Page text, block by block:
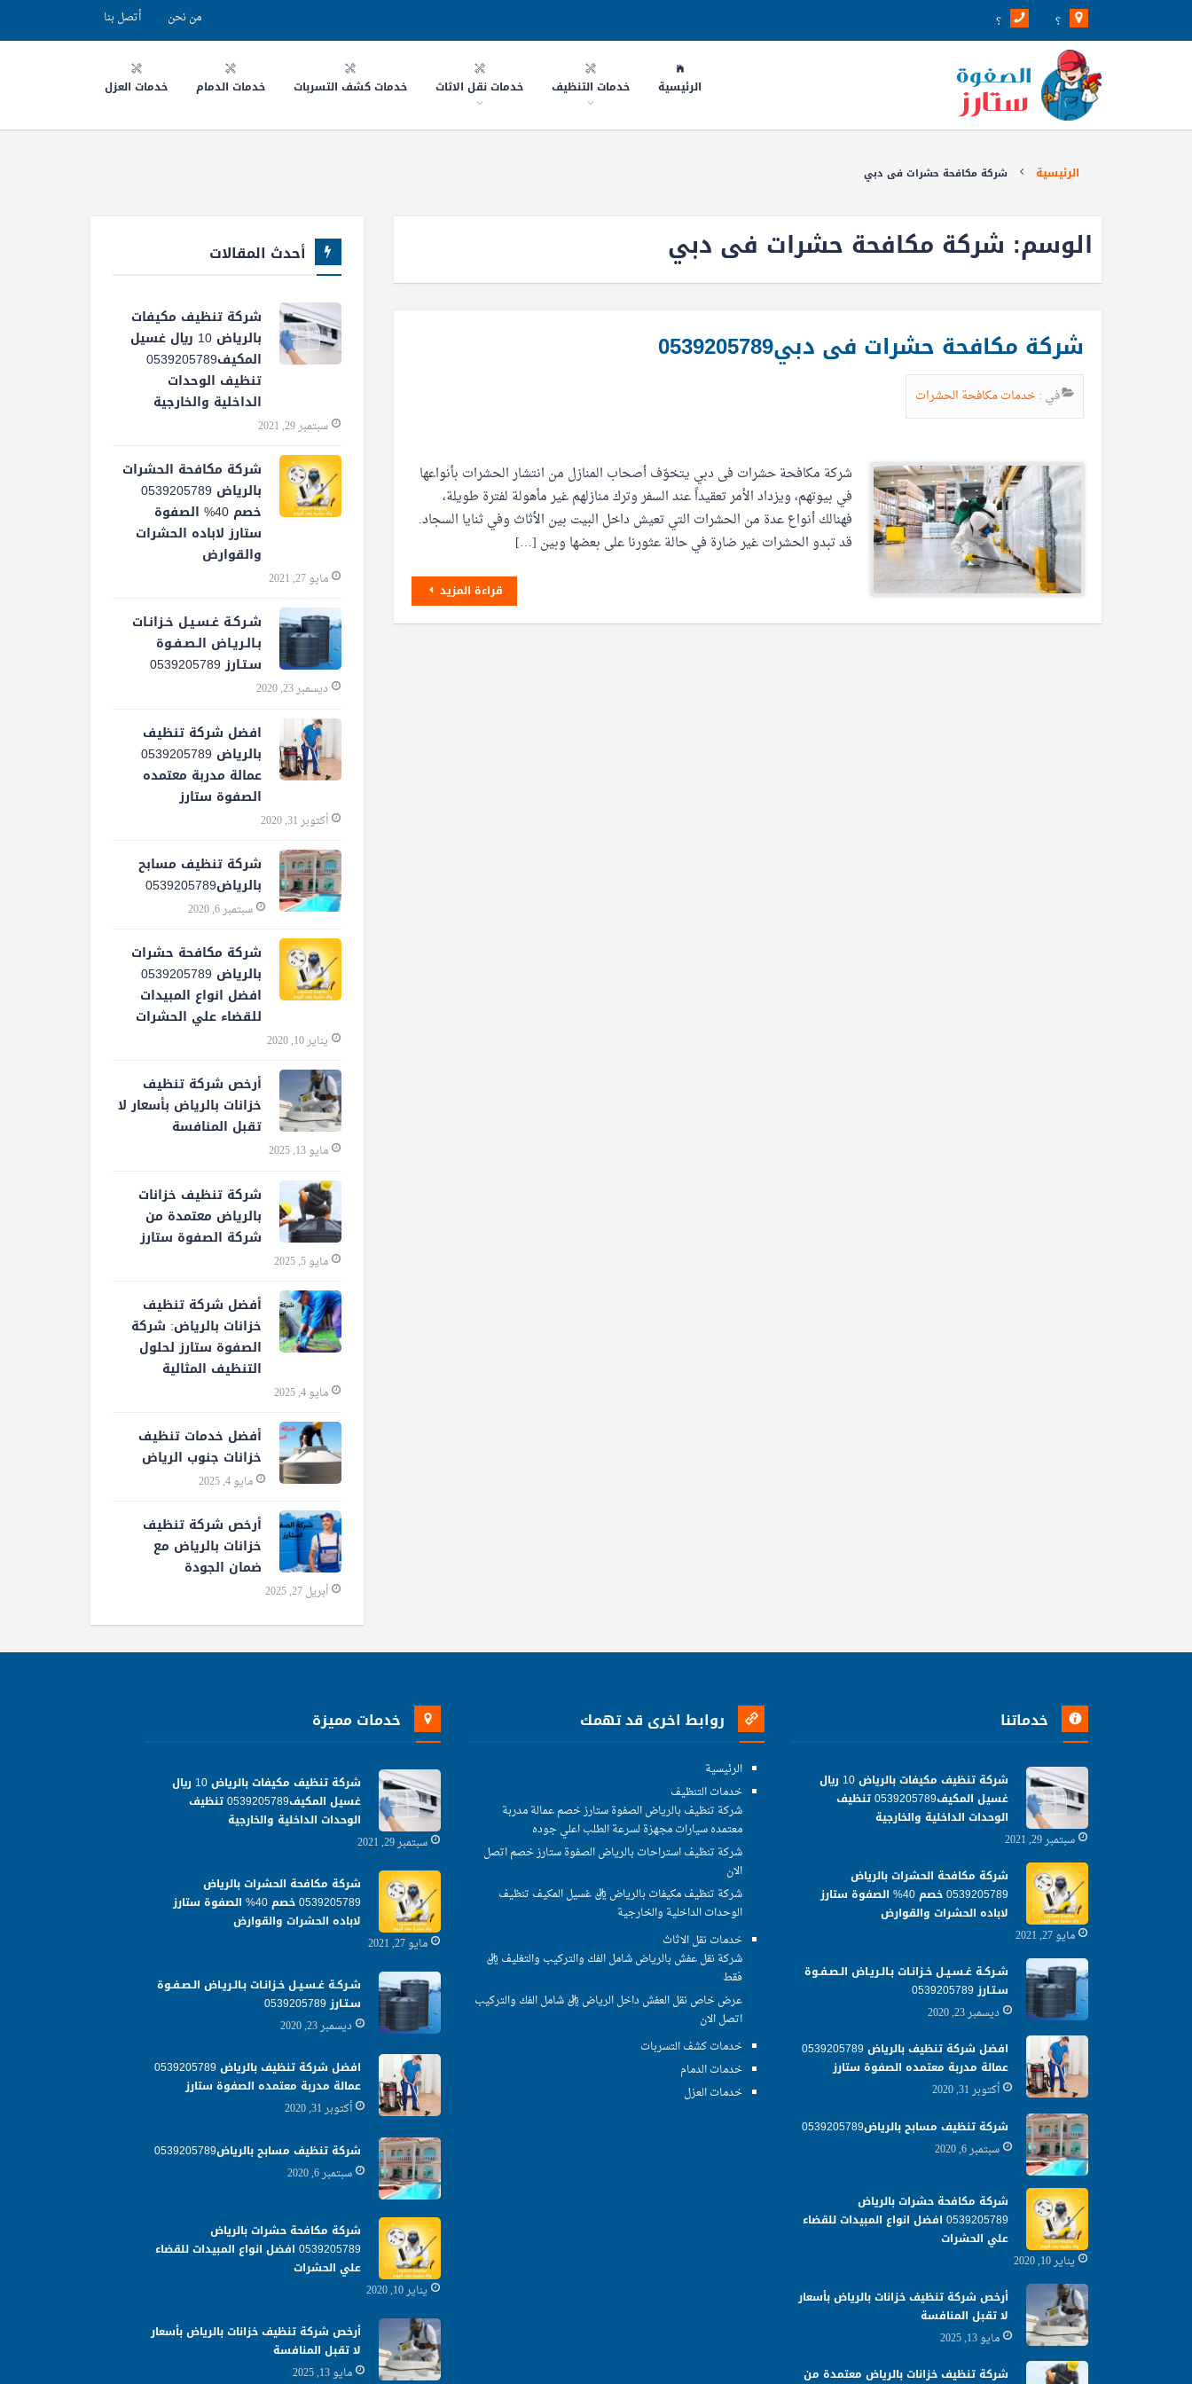
؟ أتصل بنا من نحن
الرئيسية خدمات التنظيف خدمات نقل الاثاث خدمات كشف التسربات خدمات الدمام خدمات العزل
الرئيسية شركة مكافحة حشرات فى دبي
الوسم: شركة مكافحة حشرات فى دبي
شركة مكافحة حشرات فى دبي0539205789
في : خدمات مكافحة الحشرات
شركة مكافحة حشرات فى دبي يتخوّف أصحاب المنازل من انتشار الحشرات بأنواعها
في بيوتهم، ويزداد الأمر تعقيداً عند السفر وترك منازلهم غير مأهولة لفترة طويلة،
فهنالك أنواع عدة من الحشرات التي تعيش داخل البيت بين الأثاث وفي ثنايا السجاد.
قد تبدو الحشرات غير ضارة في حالة عثورنا على بعضها وبين […]
قراءة المزيد
أحدث المقالات
شركة تنظيف مكيفات
بالرياض 10 ريال غسيل
المكيف0539205789
تنظيف الوحدات
الداخلية والخارجية
سبتمبر 29, 2021
شركة مكافحة الحشرات
بالرياض 0539205789
خصم 40% الصفوة
ستارز لاباده الحشرات
والقوارض
مايو 27, 2021
شـركـة غـسـيـل خـزانـات
بـالـريـاض الـصـفـوة
سـتـارز 0539205789
ديسمبر 23, 2020
افضل شركة تنظيف
بالرياض 0539205789
عمالة مدربة معتمده
الصفوة ستارز
أكتوبر 31, 2020
شركة تنظيف مسابح
بالرياض0539205789
سبتمبر 6, 2020
شركة مكافحة حشرات
بالرياض 0539205789
افضل انواع المبيدات
للقضاء علي الحشرات
يناير 10, 2020
أرخص شركة تنظيف
خزانات بالرياض بأسعار لا
تقبل المنافسة
مايو 13, 2025
شركة تنظيف خزانات
بالرياض معتمدة من
شركة الصفوة ستارز
مايو 5, 2025
أفضل شركة تنظيف
خزانات بالرياض: شركة
الصفوة ستارز لحلول
التنظيف المثالية
مايو 4, 2025
أفضل خدمات تنظيف
خزانات جنوب الرياض
مايو 4, 2025
أرخص شركة تنظيف
خزانات بالرياض مع
ضمان الجودة
أبريل 27, 2025
خدماتنا
شركة تنظيف مكيفات بالرياض 10 ريال
غسيل المكيف0539205789 تنظيف
الوحدات الداخلية والخارجية
سبتمبر 29, 2021
شركة مكافحة الحشرات بالرياض
0539205789 خصم 40% الصفوة ستارز
لاباده الحشرات والقوارض
مايو 27, 2021
شـركـة غـسـيـل خـزانـات بـالـريـاض الـصـفـوة
سـتـارز 0539205789
ديسمبر 23, 2020
افضل شركة تنظيف بالرياض 0539205789
عمالة مدربة معتمده الصفوة ستارز
أكتوبر 31, 2020
شركة تنظيف مسابح بالرياض0539205789
سبتمبر 6, 2020
شركة مكافحة حشرات بالرياض
0539205789 افضل انواع المبيدات للقضاء
علي الحشرات
يناير 10, 2020
أرخص شركة تنظيف خزانات بالرياض بأسعار
لا تقبل المنافسة
مايو 13, 2025
شركة تنظيف خزانات بالرياض معتمدة من
روابط اخرى قد تهمك
الرئيسية
خدمات التنظيف
شركة تنظيف بالرياض الصفوة ستارز خصم عمالة مدربة
معتمده سيارات مجهزة لسرعة الطلب اعلي جوده
شركة تنظيف استراحات بالرياض الصفوة ستارز خصم اتصل
الان
شركة تنظيف مكيفات بالرياض ريال غسيل المكيف تنظيف
الوحدات الداخلية والخارجية
خدمات نقل الاثاث
شركة نقل عفش بالرياض شامل الفك والتركيب والتغليف ريال
فقط
عرض خاص نقل العفش داخل الرياض ريال شامل الفك والتركيب
اتصل الان
خدمات كشف التسربات
خدمات الدمام
خدمات العزل
خدمات مميزة
شركة تنظيف مكيفات بالرياض 10 ريال
غسيل المكيف0539205789 تنظيف
الوحدات الداخلية والخارجية
سبتمبر 29, 2021
شركة مكافحة الحشرات بالرياض
0539205789 خصم 40% الصفوة ستارز
لاباده الحشرات والقوارض
مايو 27, 2021
شـركـة غـسـيـل خـزانـات بـالـريـاض الـصـفـوة
سـتـارز 0539205789
ديسمبر 23, 2020
افضل شركة تنظيف بالرياض 0539205789
عمالة مدربة معتمده الصفوة ستارز
أكتوبر 31, 2020
شركة تنظيف مسابح بالرياض0539205789
سبتمبر 6, 2020
شركة مكافحة حشرات بالرياض
0539205789 افضل انواع المبيدات للقضاء
علي الحشرات
يناير 10, 2020
أرخص شركة تنظيف خزانات بالرياض بأسعار
لا تقبل المنافسة
مايو 13, 2025